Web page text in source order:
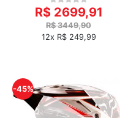
R$ 2699,91
R$ 3449,90
12x R$ 249,99
-45%